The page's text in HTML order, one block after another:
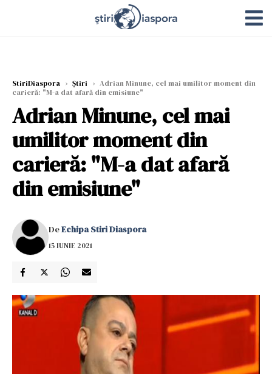
StiriDiaspora › Știri › Adrian Minune, cel mai umilitor moment din
carieră: "M-a dat afară din emisiune"
Adrian Minune, cel mai
umilitor moment din
carieră: "M-a dat afară
din emisiune"
DeEchipa Stiri Diaspora
15 IUNIE 2021